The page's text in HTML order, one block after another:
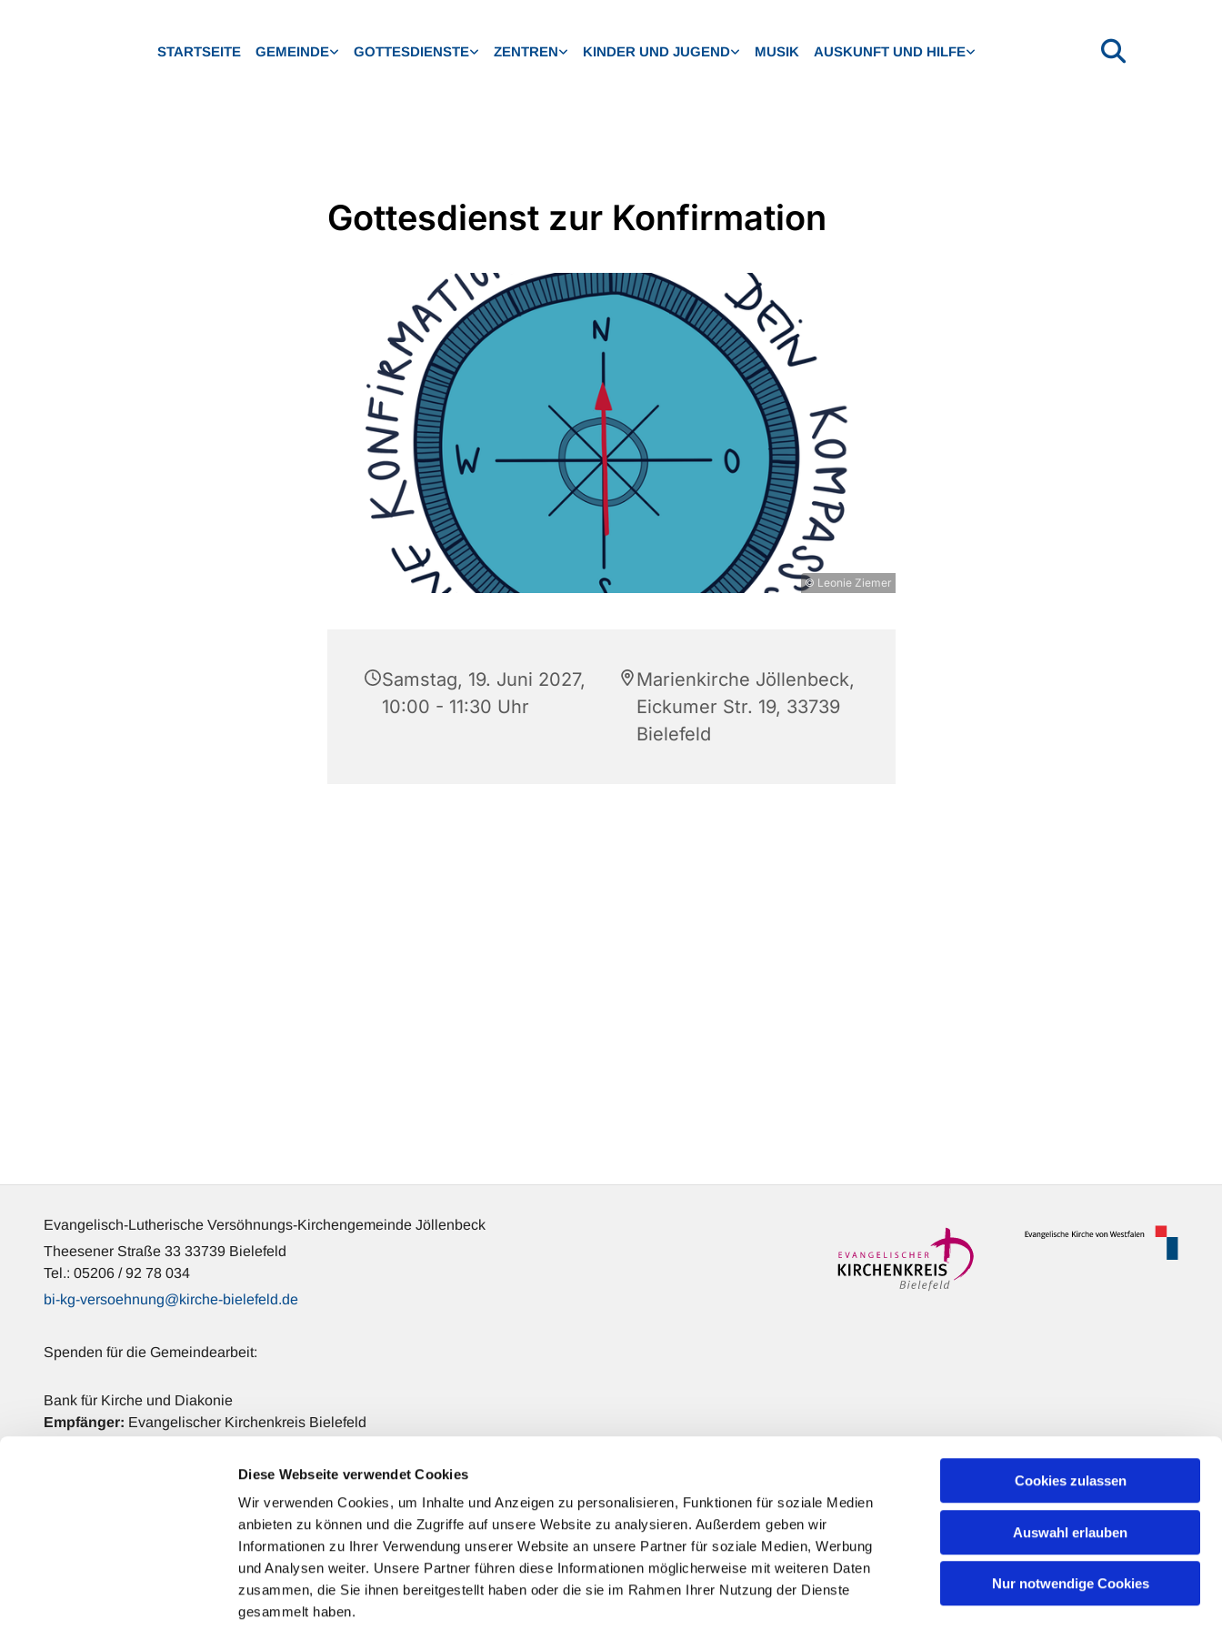
Diese Webseite verwendet Cookies
Wir verwenden Cookies, um Inhalte und Anzeigen zu personalisieren, Funktionen für soziale Medien
anbieten zu können und die Zugriffe auf unsere Website zu analysieren. Außerdem geben wir
Informationen zu Ihrer Verwendung unserer Website an unsere Partner für soziale Medien, Werbung
und Analysen weiter. Unsere Partner führen diese Informationen möglicherweise mit weiteren Daten
zusammen, die Sie ihnen bereitgestellt haben oder die sie im Rahmen Ihrer Nutzung der Dienste
gesammelt haben.
Cookies zulassen
Auswahl erlauben
Nur notwendige Cookies
STARTSEITE GEMEINDE GOTTESDIENSTE ZENTREN KINDER UND JUGEND MUSIK AUSKUNFT UND HILFE
Gottesdienst zur Konfirmation
© Leonie Ziemer
Samstag, 19. Juni 2027,
10:00 - 11:30 Uhr
Marienkirche Jöllenbeck,
Eickumer Str. 19, 33739
Bielefeld
Evangelisch-Lutherische Versöhnungs-Kirchengemeinde Jöllenbeck
Theesener Straße 33 33739 Bielefeld
Tel.: 05206 / 92 78 034
bi-kg-versoehnung@kirche-bielefeld.de
Spenden für die Gemeindearbeit:
Bank für Kirche und Diakonie
Empfänger: Evangelischer Kirchenkreis Bielefeld